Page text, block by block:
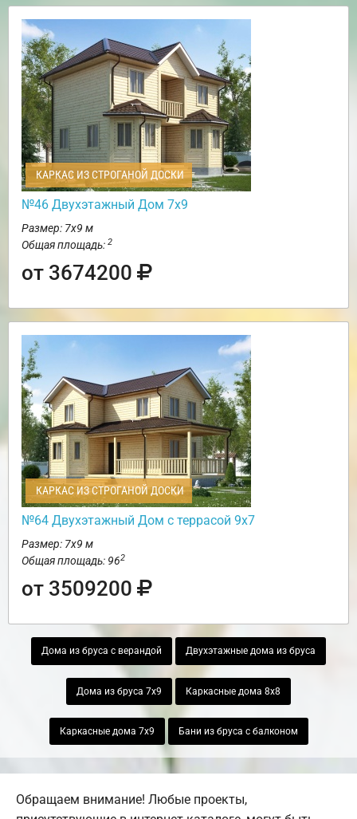
КАРКАС ИЗ СТРОГАНОЙ ДОСКИ
№46 Двухэтажный Дом 7х9
Размер: 7х9 м
Общая площадь: 2
от 3674200
КАРКАС ИЗ СТРОГАНОЙ ДОСКИ
№64 Двухэтажный Дом с террасой 9х7
Размер: 7х9 м
Общая площадь: 962
от 3509200
Дома из бруса с верандой Двухэтажные дома из бруса
Дома из бруса 7х9 Каркасные дома 8х8
Каркасные дома 7х9 Бани из бруса с балконом
Обращаем внимание! Любые проекты,